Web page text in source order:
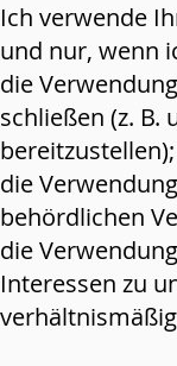
Ich verwende
und nur, wenn
die
schließen (z.
bereitzustellen);
die
behördlichen
die
Interessen zu